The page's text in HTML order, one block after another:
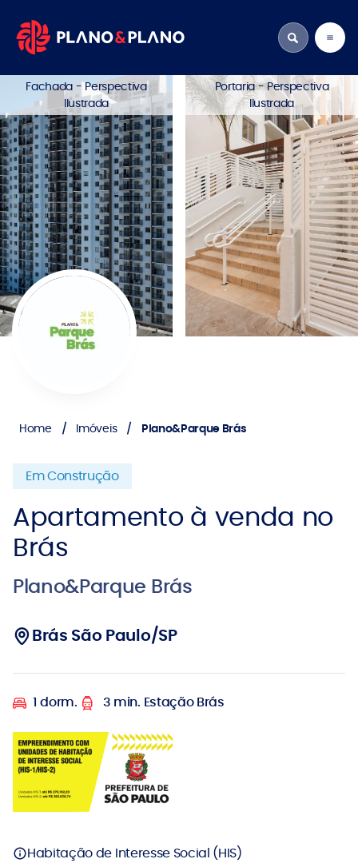
Fachada - Perspectiva
Ilustrada
Portaria - Perspectiva
Ilustrada
Home Imóveis Plano&Parque Brás
Em Construção
Apartamento à venda no
Brás
Plano&Parque Brás
Brás São Paulo/SP
1 dorm. 3 min. Estação Brás
Habitação de Interesse Social (HIS)